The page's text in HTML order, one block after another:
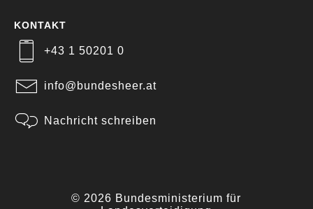
KONTAKT
+43 1 50201 0
info@bundesheer.at
Nachricht schreiben
© 2026 Bundesministerium für